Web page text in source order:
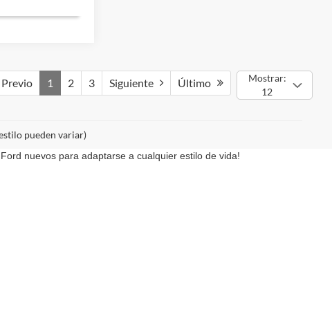
Previo 1 2 3 Siguiente Último
Mostrar:
12
pueden variar)
nuevos para adaptarse a cualquier estilo de vida!